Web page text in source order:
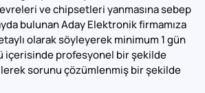
ve chipsetleri yanmasına sebep
bulunan Aday Elektronik firmamıza
olarak söyleyerek minimum 1 gün
içerisinde profesyonel bir şekilde
sorunu çözümlenmiş bir şekilde